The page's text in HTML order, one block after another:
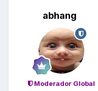
abhang
Moderador Global